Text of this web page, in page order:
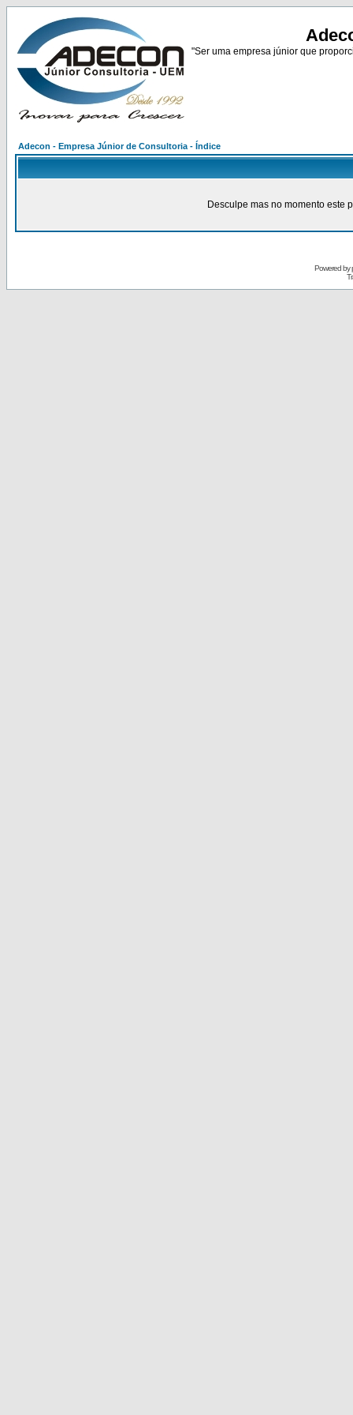
"Ser uma empresa júnior que
Adecon - Empresa Júnior de Consultoria - Índice
Desculpe mas no momento este
Powered by